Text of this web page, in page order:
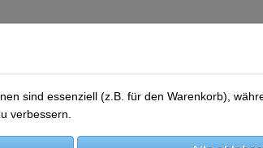
sind essenziell (z.B. für den Warenkorb),
verbessern.